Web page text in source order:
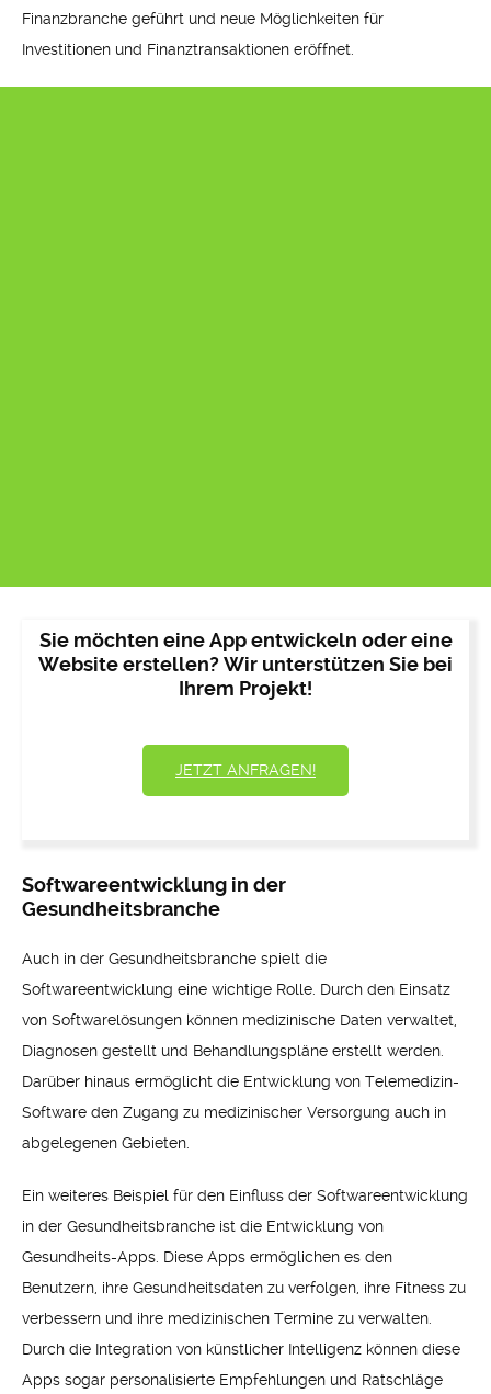
Finanzbranche geführt und neue Möglichkeiten für
Investitionen und Finanztransaktionen eröffnet.
Sie möchten eine App entwickeln oder eine
Website erstellen? Wir unterstützen Sie bei
Ihrem Projekt!
JETZT ANFRAGEN!
Softwareentwicklung in der
Gesundheitsbranche
Auch in der Gesundheitsbranche spielt die
Softwareentwicklung eine wichtige Rolle. Durch den Einsatz
von Softwarelösungen können medizinische Daten verwaltet,
Diagnosen gestellt und Behandlungspläne erstellt werden.
Darüber hinaus ermöglicht die Entwicklung von Telemedizin-
Software den Zugang zu medizinischer Versorgung auch in
abgelegenen Gebieten.
Ein weiteres Beispiel für den Einfluss der Softwareentwicklung
in der Gesundheitsbranche ist die Entwicklung von
Gesundheits-Apps. Diese Apps ermöglichen es den
Benutzern, ihre Gesundheitsdaten zu verfolgen, ihre Fitness zu
verbessern und ihre medizinischen Termine zu verwalten.
Durch die Integration von künstlicher Intelligenz können diese
Apps sogar personalisierte Empfehlungen und Ratschläge